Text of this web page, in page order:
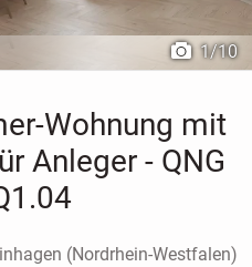
1/10
Wohnung mit
Anleger - QNG
(Nordrhein-Westfalen)